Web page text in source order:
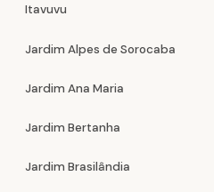
Itavuvu
Jardim Alpes de Sorocaba
Jardim Ana Maria
Jardim Bertanha
Jardim Brasilândia